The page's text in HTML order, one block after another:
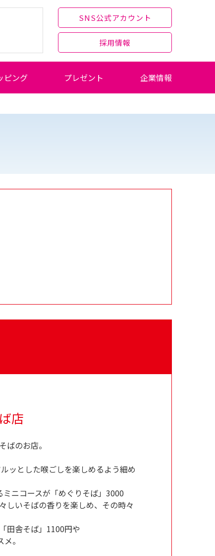
SNS公式アカウント
採用情報
ピング プレゼント 企業情報
店
ばのお店。
ッとした喉ごしを楽しめるよう細め
ニコースが「めぐりそば」3000
しいそばの香りを楽しめ、その時々
田舎そば」1100円や
。